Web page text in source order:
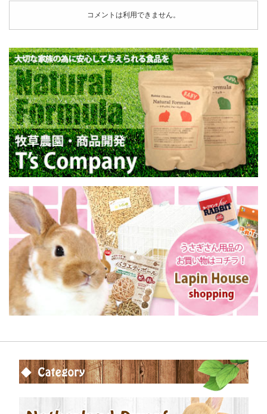
コメントは利用できません。